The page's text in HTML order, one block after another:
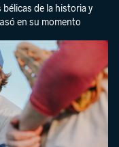
bélicas de la historia y
en su momento